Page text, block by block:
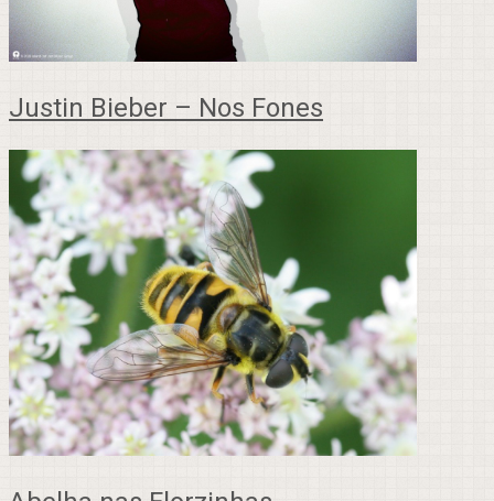
Justin Bieber – Nos Fones